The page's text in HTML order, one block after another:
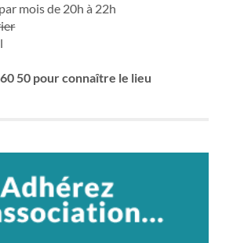
mois de 20h à 22h
50 pour connaître le lieu